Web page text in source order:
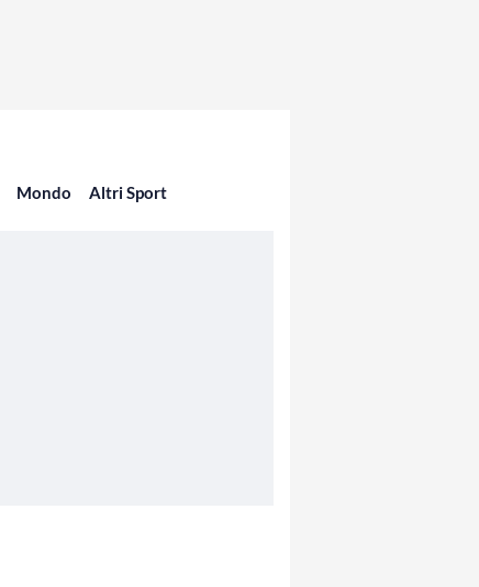
Mondo Altri Sport